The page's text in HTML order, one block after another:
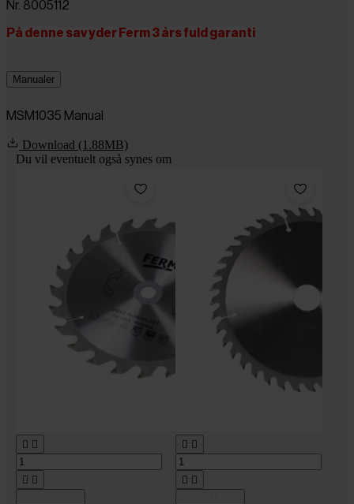
Nr. 8005112
På denne sav yder Ferm 3 års fuld garanti
Manualer
MSM1035 Manual
Download (1.88MB)
Du vil eventuelt også synes om
 
 
 
 